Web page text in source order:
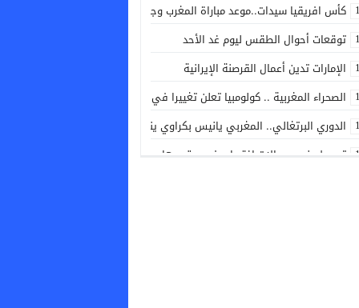
كأس افريقيا سيدات..موعد مباراة المغرب وجنوب افريقيا والقنوات الناقلة لها
توقعات أحوال الطقس ليوم غد الأحد
الإمارات تدين أعمال القرصنة الإيرانية
الصحراء المغربية .. كولومبيا تعلن تغييرا في موقفها وتعترف بسيادة
الدوري البرتغالي.. المغربي يانيس بكراوي ينقذ إستوريل من الهزيمة أمام
تسجيل خمس حالات اغتصاب في حق مهاجرات قاصرات بسبتة